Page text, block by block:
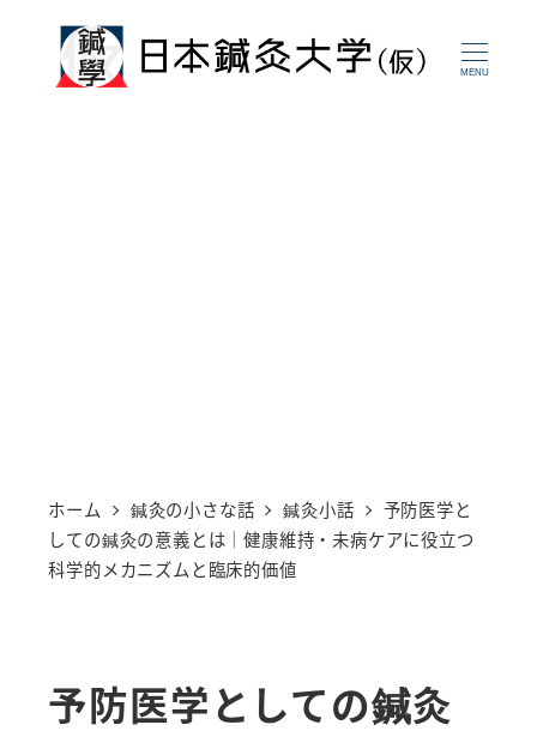
MENU
ホーム 鍼灸の小さな話 鍼灸小話
予防医学と
しての鍼灸の意義とは｜健康維持・未病ケアに役立つ
科学的メカニズムと臨床的価値
予防医学としての鍼灸